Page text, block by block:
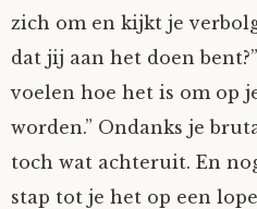
Gralin
Henricus
Jack
Johanna
zich om en kijkt je
dat jij aan het doen
voelen hoe het is om op
worden.” Ondanks je
toch wat achteruit. En
stap tot je het op een